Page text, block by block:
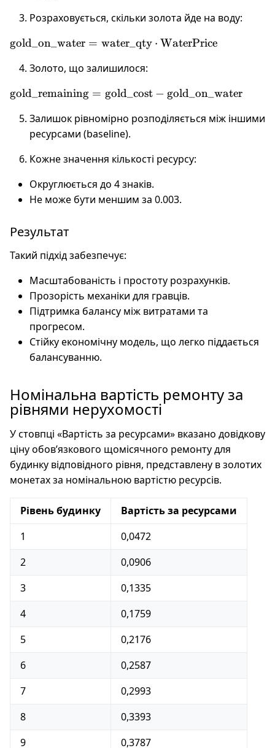
Розраховується, скільки золота йде на воду:
\text{gold\_on\_water}
\cdot
gold_on_water = water_qty ⋅ WaterPrice
Золото, що залишилося:
\text{gold\_remaining}
\text{gold\_on\_water}
gold_remaining = gold_cost − gold_on_water
Залишок рівномірно розподіляється між іншими
ресурсами (baseline).
Кожне значення кількості ресурсу:
Округлюється до 4 знаків.
Не може бути меншим за 0.003.
Результат
Такий підхід забезпечує:
Масштабованість і простоту розрахунків.
Прозорість механіки для гравців.
Підтримка балансу між витратами та
прогресом.
Стійку економічну модель, що легко піддається
балансуванню.
Номінальна вартість ремонту за
рівнями нерухомості
У стовпці «Вартість за ресурсами» вказано довідкову
ціну обов’язкового щомісячного ремонту для
будинку відповідного рівня, представлену в золотих
монетах за номінальною вартістю ресурсів.
Рівень будинку
Вартість за ресурсами
1
0,0472
2
0,0906
3
0,1335
4
0,1759
5
0,2176
6
0,2587
7
0,2993
8
0,3393
9
0,3787